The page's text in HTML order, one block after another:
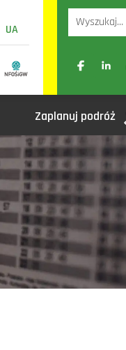
UA
A- A
Zaplanuj podróż